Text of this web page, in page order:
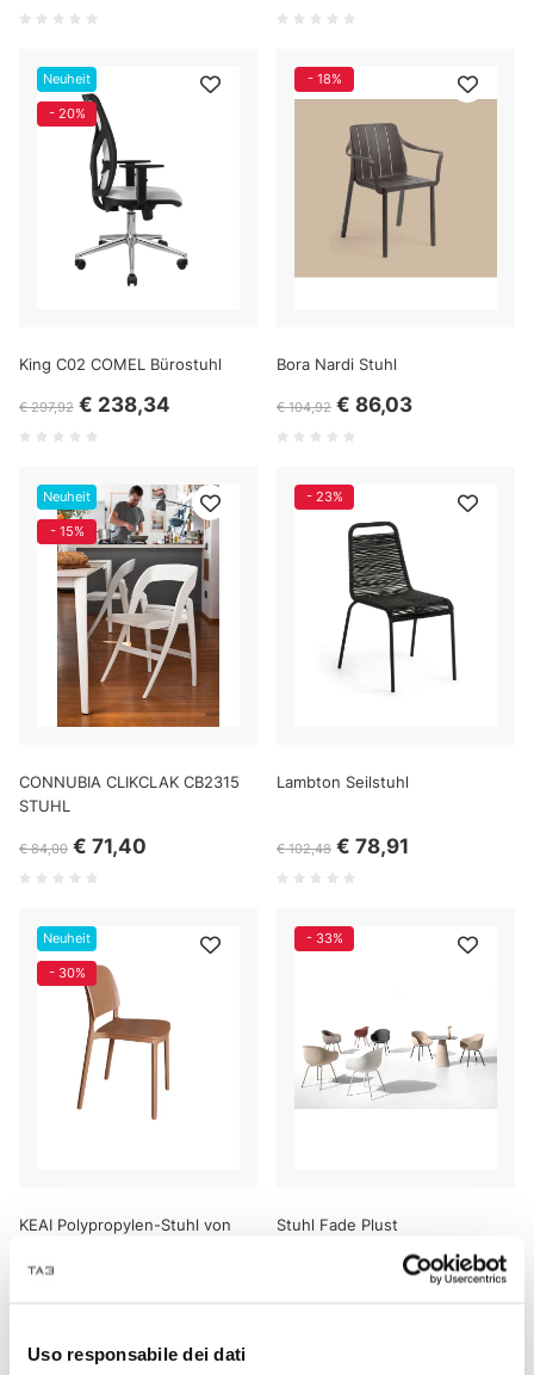
Uso responsabile dei dati
Neuheit
- 20%
King C02 COMEL Bürostuhl
€ 297,92 € 238,34
- 18%
Bora Nardi Stuhl
€ 104,92 € 86,03
Neuheit
- 15%
CONNUBIA CLIKCLAK CB2315
STUHL
€ 84,00 € 71,40
- 23%
Lambton Seilstuhl
€ 102,48 € 78,91
Neuheit
- 30%
KEAI Polypropylen-Stuhl von
- 33%
Stuhl Fade Plust